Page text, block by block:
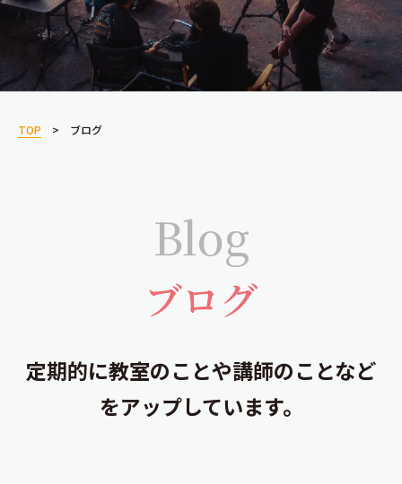
TOP ブログ
Blog
ブログ
定期的に教室のことや講師のことなど
をアップしています。